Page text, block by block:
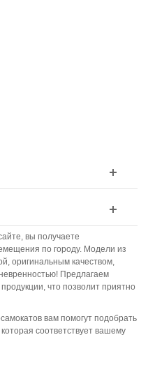
вы получаете
по городу. Модели из
оригинальным качеством,
Предлагаем
что позволит приятно
вам помогут подобрать
соответствует вашему